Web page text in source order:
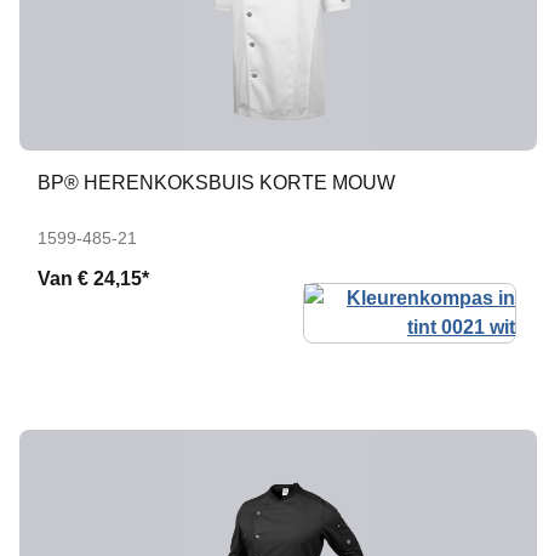
BP® HERENKOKSBUIS KORTE MOUW
1599-485-21
Van € 24,15*